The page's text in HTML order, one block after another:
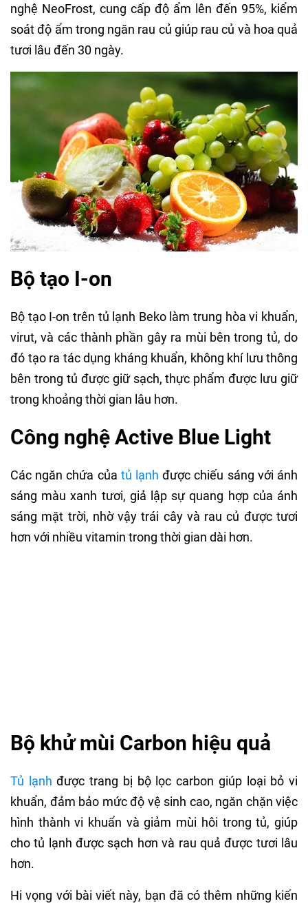
nghệ NeoFrost, cung cấp độ ẩm lên đến 95%, kiểm
soát độ ẩm trong ngăn rau củ giúp rau củ và hoa quả
tươi lâu đến 30 ngày.
Bộ tạo I-on
Bộ tạo I-on trên tủ lạnh Beko làm trung hòa vi khuẩn,
virut, và các thành phần gây ra mùi bên trong tủ, do
đó tạo ra tác dụng kháng khuẩn, không khí lưu thông
bên trong tủ được giữ sạch, thực phẩm được lưu giữ
trong khoảng thời gian lâu hơn.
Công nghệ Active Blue Light
Các ngăn chứa của tủ lạnh được chiếu sáng với ánh
sáng màu xanh tươi, giả lập sự quang hợp của ánh
sáng mặt trời, nhờ vậy trái cây và rau củ được tươi
hơn với nhiều vitamin trong thời gian dài hơn.
Bộ khử mùi Carbon hiệu quả
Tủ lạnh được trang bị bộ lọc carbon giúp loại bỏ vi
khuẩn, đảm bảo mức độ vệ sinh cao, ngăn chặn việc
hình thành vi khuẩn và giảm mùi hôi trong tủ, giúp
cho tủ lạnh được sạch hơn và rau quả được tươi lâu
hơn.
Hi vọng với bài viết này, bạn đã có thêm những kiến